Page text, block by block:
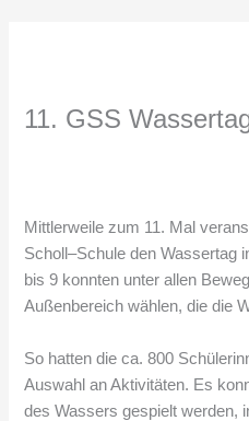
11. GSS
Mittlerweile zum 11. Mal
Scholl–Schule den Wassertag
bis 9 konnten unter allen
Außenbereich wählen, die die
So hatten die ca. 800
Auswahl an Aktivitäten. Es
des Wassers gespielt werden,